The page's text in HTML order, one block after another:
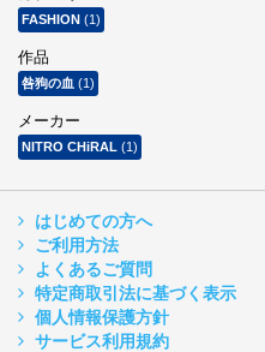
FASHION (1)
作品
咎狗の血 (1)
メーカー
NITRO CHiRAL (1)
はじめての方へ
ご利用方法
よくあるご質問
特定商取引法に基づく表示
個人情報保護方針
サービス利用規約